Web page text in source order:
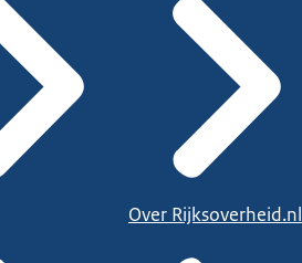
Over Rijksoverheid.nl